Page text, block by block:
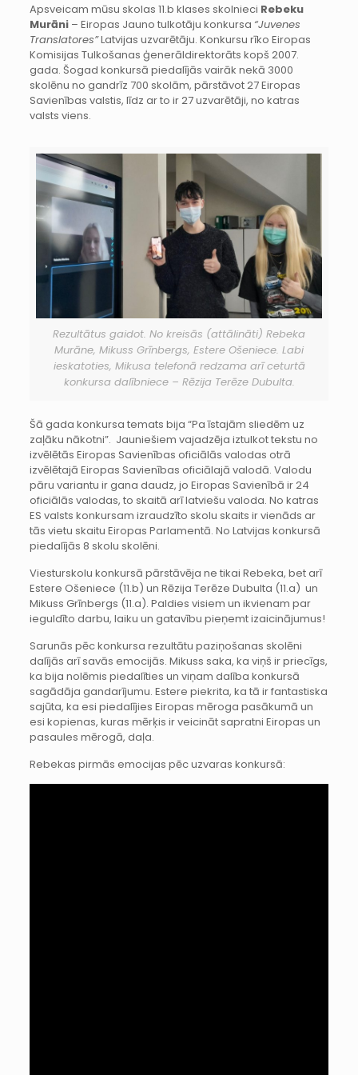
Apsveicam mūsu skolas 11.b klases skolnieci Rebeku
Murāni– Eiropas Jauno tulkotāju konkursa “Juvenes
Translatores”Latvijas uzvarētāju. Konkursu rīko Eiropas
Komisijas Tulkošanas ģenerāldirektorāts kopš 2007.
gada. Šogad konkursā piedalījās vairāk nekā 3000
skolēnu no gandrīz 700 skolām, pārstāvot 27 Eiropas
Savienības valstis, līdz ar to ir 27 uzvarētāji, no katras
valsts viens.
Rezultātus gaidot. No kreisās (attālināti) Rebeka
Murāne, Mikuss Grīnbergs, Estere Ošeniece. Labi
ieskatoties, Mikusa telefonā redzama arī ceturtā
konkursa dalībniece – Rēzija Terēze Dubulta.
Šā gada konkursa temats bija “Pa īstajām sliedēm uz
zaļāku nākotni”. Jauniešiem vajadzēja iztulkot tekstu no
izvēlētās Eiropas Savienības oficiālās valodas otrā
izvēlētajā Eiropas Savienības oficiālajā valodā. Valodu
pāru variantu ir gana daudz, jo Eiropas Savienībā ir 24
oficiālās valodas, to skaitā arī latviešu valoda. No katras
ES valsts konkursam izraudzīto skolu skaits ir vienāds ar
tās vietu skaitu Eiropas Parlamentā. No Latvijas konkursā
piedalījās 8 skolu skolēni.
Viesturskolu konkursā pārstāvēja ne tikai Rebeka, bet arī
Estere Ošeniece (11.b) un Rēzija Terēze Dubulta (11.a) un
Mikuss Grīnbergs (11.a). Paldies visiem un ikvienam par
ieguldīto darbu, laiku un gatavību pieņemt izaicinājumus!
Sarunās pēc konkursa rezultātu paziņošanas skolēni
dalījās arī savās emocijās. Mikuss saka, ka viņš ir priecīgs,
ka bija nolēmis piedalīties un viņam dalība konkursā
sagādāja gandarījumu. Estere piekrita, ka tā ir fantastiska
sajūta, ka esi piedalījies Eiropas mēroga pasākumā un
esi kopienas, kuras mērķis ir veicināt sapratni Eiropas un
pasaules mērogā, daļa.
Rebekas pirmās emocijas pēc uzvaras konkursā: